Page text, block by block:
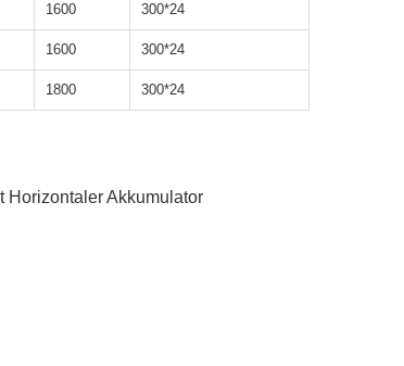
1600 300*24
1600 300*24
1800 300*24
Horizontaler Akkumulator